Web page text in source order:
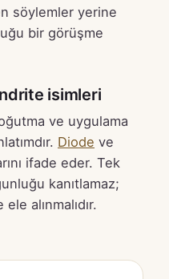
söylemler yerine
bir görüşme
isimleri
ve uygulama
Diode ve
ifade eder. Tek
kanıtlamaz;
alınmalıdır.